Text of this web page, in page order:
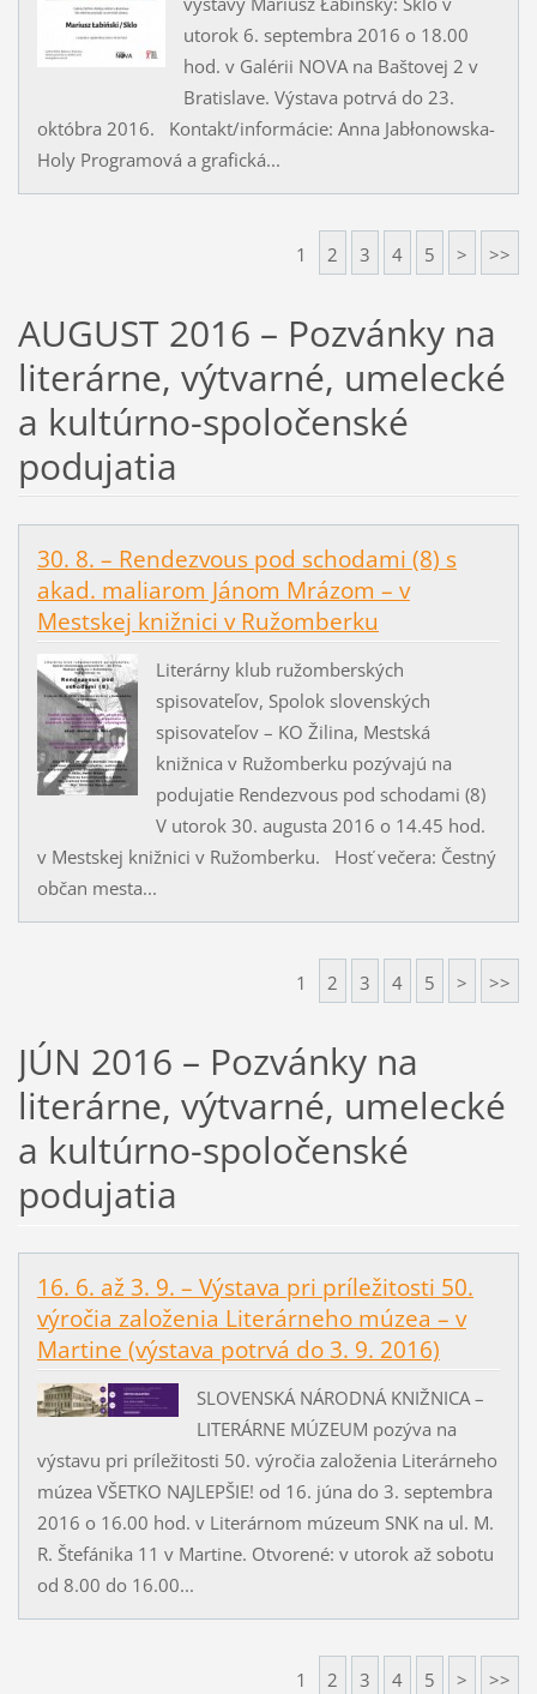
utorok 6. septembra 2016 o 18.00
hod. v Galérii NOVA na Baštovej 2 v
Bratislave. Výstava potrvá do 23.
októbra 2016. Kontakt/informácie: Anna Jabłonowska-
Holy Programová a grafická...
1 2 3 4 5 > >>
AUGUST 2016 – Pozvánky na
literárne, výtvarné, umelecké
a kultúrno-spoločenské
podujatia
30. 8. – Rendezvous pod schodami (8) s
akad. maliarom Jánom Mrázom – v
Mestskej knižnici v Ružomberku
Literárny klub ružomberských
spisovateľov, Spolok slovenských
spisovateľov – KO Žilina, Mestská
knižnica v Ružomberku pozývajú na
podujatie Rendezvous pod schodami (8)
V utorok 30. augusta 2016 o 14.45 hod.
v Mestskej knižnici v Ružomberku. Hosť večera: Čestný
občan mesta...
1 2 3 4 5 > >>
JÚN 2016 – Pozvánky na
literárne, výtvarné, umelecké
a kultúrno-spoločenské
podujatia
16. 6. až 3. 9. – Výstava pri príležitosti 50.
výročia založenia Literárneho múzea – v
Martine (výstava potrvá do 3. 9. 2016)
SLOVENSKÁ NÁRODNÁ KNIŽNICA –
LITERÁRNE MÚZEUM pozýva na
výstavu pri príležitosti 50. výročia založenia Literárneho
múzea VŠETKO NAJLEPŠIE! od 16. júna do 3. septembra
2016 o 16.00 hod. v Literárnom múzeum SNK na ul. M.
R. Štefánika 11 v Martine. Otvorené: v utorok až sobotu
od 8.00 do 16.00...
1 2 3 4 5 > >>